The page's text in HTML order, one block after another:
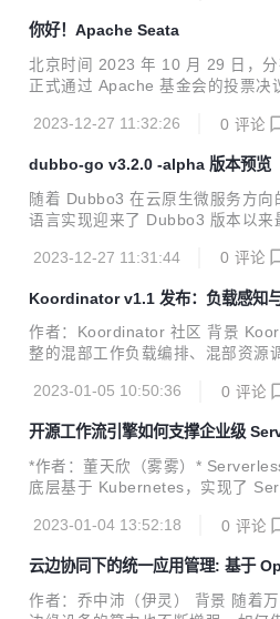
你好！Apache Seata
北京时间 2023 年 10 月 29 日，
正式通过 Apache 基金会的投票决
2023-12-27 11:32:26
0 评论
dubbo-go v3.2.0 -alpha 版本预览
随着 Dubbo3 在云原生微服务方
语言实现迎来了 Dubbo3 版本以来
测能力等。
2023-12-27 11:31:44 0 评论
Koordinator v1.1 发布：负载感知
作者：Koordinator 社区 背景
整的混部工作负载编排、混部资源
空闲节点资源并分配给真正有需要
的资源利用效率。 从 2022 年 4
今一共迭代发布了 9 个版本。项目
社区吸纳了包括阿里巴巴、小米、
赞等在内的大量优秀工程师，贡献
布 Koordinator v1.1 正式发...
2023-01-05 10:50:36 0 评论
开源工作流引擎如何支撑企业级
*作者：董天欣（雾雾）*
底层基于 Kubernetes，实现了
程中也遇到了许多挑战。如何在蓬
这些挑战，并进行可靠快速的云架
Vela 社区针对这些挑战开展了紧密
开源可复制解决方案——KubeVela
绍 SAE 使用 KubeVela Workflow
2023-01-04 13:52:18 0 评论
云边协同下的统一应用管理: 基于
ela 的解决方案
作者：乔中沛（伊灵） 背景 随着